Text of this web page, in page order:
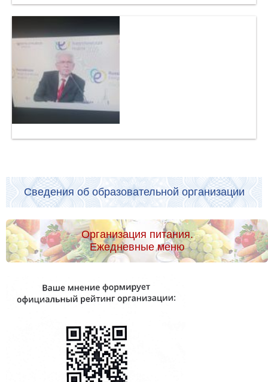
Сведения об образовательной организации
Организация питания.
Ежедневные меню